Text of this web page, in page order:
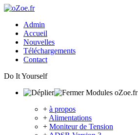
Admin
Accueil
Nouvelles
Téléchargements
Contact
Do It Yourself
Modules oZoe.fr
+ à propos
+ Alimentations
+ Moniteur de Tension